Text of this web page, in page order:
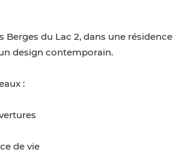
du Lac 2, dans une résidence
design contemporain.
:
de vie